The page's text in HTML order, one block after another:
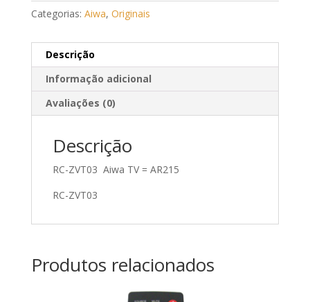
Categorias: Aiwa, Originais
Descrição
Informação adicional
Avaliações (0)
Descrição
RC-ZVT03 Aiwa TV = AR215
RC-ZVT03
Produtos relacionados